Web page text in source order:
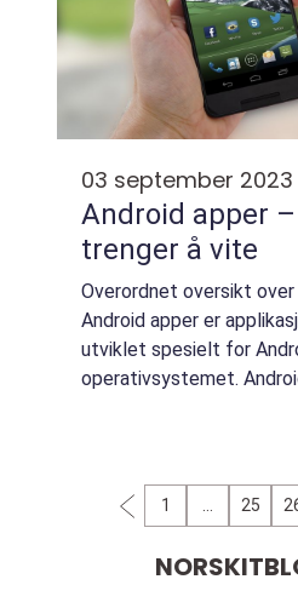
03 september 2023
Android apper
trenger å vite
Overordnet oversikt over
Android apper er
utviklet spesielt for
operativsystemet.
1 25